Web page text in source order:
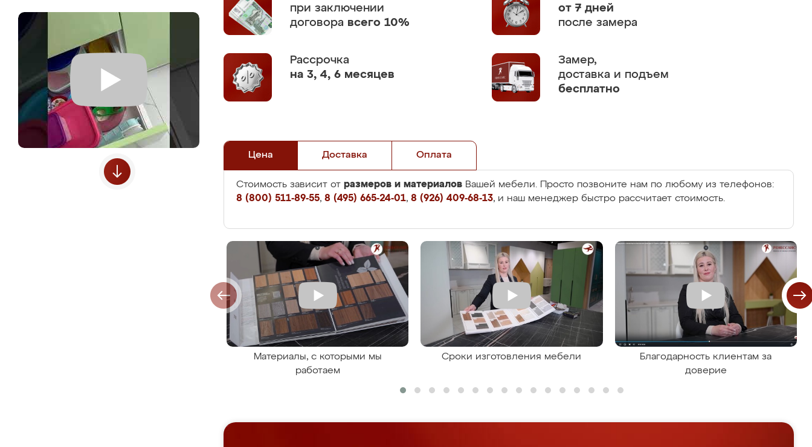
при заключении
договора всего 10%
от 7 дней
после замера
Рассрочка
на 3, 4, 6 месяцев
Замер,
доставка и подъем
бесплатно
Цена Доставка Оплата
Стоимость зависит от размеров и материалов Вашей мебели. Просто позвоните нам по любому из телефонов:
8 (800) 511-89-55, 8 (495) 665-24-01, 8 (926) 409-68-13, и наш менеджер быстро рассчитает стоимость.
Материалы, с которыми мы
работаем
Сроки изготовления мебели
Благодарность клиентам за
доверие